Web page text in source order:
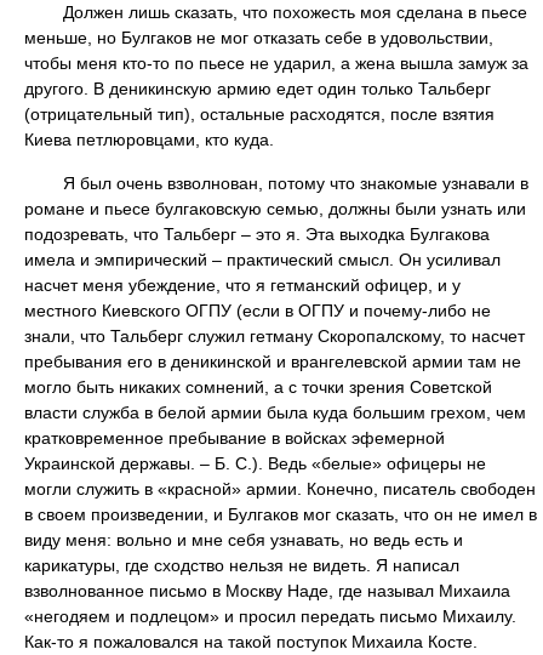
Должен лишь сказать, что похожесть моя сделана в пьесе
меньше, но Булгаков не мог отказать себе в удовольствии,
чтобы меня кто-то по пьесе не ударил, а жена вышла замуж за
другого. В деникинскую армию едет один только Тальберг
(отрицательный тип), остальные расходятся, после взятия
Киева петлюровцами, кто куда.
Я был очень взволнован, потому что знакомые узнавали в
романе и пьесе булгаковскую семью, должны были узнать или
подозревать, что Тальберг – это я. Эта выходка Булгакова
имела и эмпирический – практический смысл. Он усиливал
насчет меня убеждение, что я гетманский офицер, и у
местного Киевского ОГПУ (если в ОГПУ и почему-либо не
знали, что Тальберг служил гетману Скоропалскому, то насчет
пребывания его в деникинской и врангелевской армии там не
могло быть никаких сомнений, а с точки зрения Советской
власти служба в белой армии была куда большим грехом, чем
кратковременное пребывание в войсках эфемерной
Украинской державы. – Б. С.). Ведь «белые» офицеры не
могли служить в «красной» армии. Конечно, писатель свободен
в своем произведении, и Булгаков мог сказать, что он не имел в
виду меня: вольно и мне себя узнавать, но ведь есть и
карикатуры, где сходство нельзя не видеть. Я написал
взволнованное письмо в Москву Наде, где называл Михаила
«негодяем и подлецом» и просил передать письмо Михаилу.
Как-то я пожаловался на такой поступок Михаила Косте.